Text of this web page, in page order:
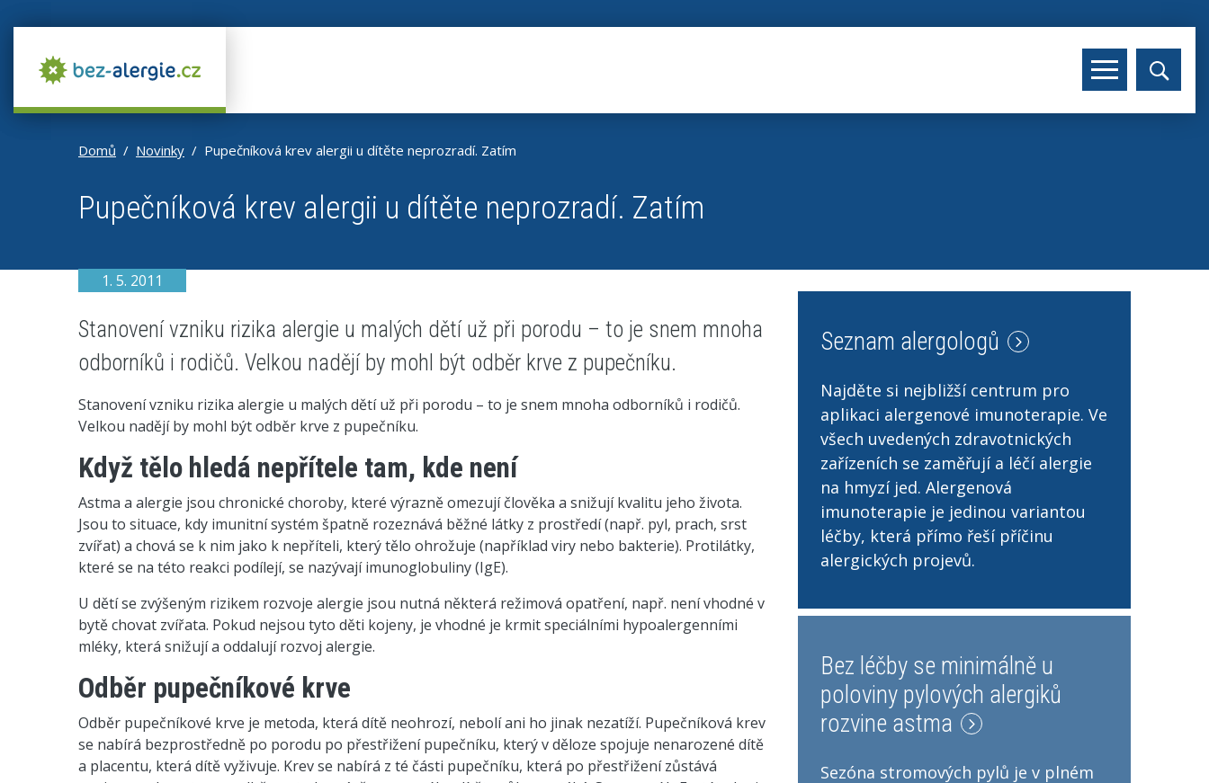
Domů Novinky Pupečníková krev alergii u dítěte neprozradí. Zatím
Pupečníková krev alergii u dítěte neprozradí. Zatím
1. 5. 2011
Stanovení vzniku rizika alergie u malých dětí už při porodu – to je snem mnoha
odborníků i rodičů. Velkou nadějí by mohl být odběr krve z pupečníku.
Stanovení vzniku rizika alergie u malých dětí už při porodu – to je snem mnoha odborníků i rodičů.
Velkou nadějí by mohl být odběr krve z pupečníku.
Když tělo hledá nepřítele tam, kde není
Astma a alergie jsou chronické choroby, které výrazně omezují člověka a snižují kvalitu jeho života.
Jsou to situace, kdy imunitní systém špatně rozeznává běžné látky z prostředí (např. pyl, prach, srst
zvířat) a chová se k nim jako k nepříteli, který tělo ohrožuje (například viry nebo bakterie). Protilátky,
které se na této reakci podílejí, se nazývají imunoglobuliny (IgE).
U dětí se zvýšeným rizikem rozvoje alergie jsou nutná některá režimová opatření, např. není vhodné v
bytě chovat zvířata. Pokud nejsou tyto děti kojeny, je vhodné je krmit speciálními hypoalergenními
mléky, která snižují a oddalují rozvoj alergie.
Odběr pupečníkové krve
Odběr pupečníkové krve je metoda, která dítě neohrozí, nebolí ani ho jinak nezatíží. Pupečníková krev
se nabírá bezprostředně po porodu po přestřižení pupečníku, který v děloze spojuje nenarozené dítě
a placentu, která dítě vyživuje. Krev se nabírá z té části pupečníku, která po přestřižení zůstává
Seznam alergologů
Najděte si nejbližší centrum pro
aplikaci alergenové imunoterapie. Ve
všech uvedených zdravotnických
zařízeních se zaměřují a léčí alergie
na hmyzí jed. Alergenová
imunoterapie je jedinou variantou
léčby, která přímo řeší příčinu
alergických projevů.
Bez léčby se minimálně u
poloviny pylových alergiků
rozvine astma
Sezóna stromových pylů je v plném